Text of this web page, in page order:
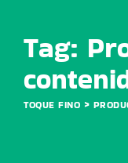
Tag:
TOQUE FINO >